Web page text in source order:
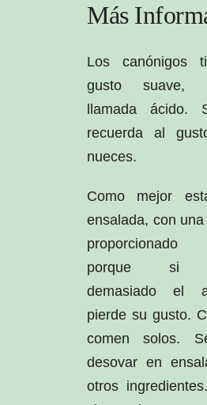
Más
Los canónigos
gusto suave,
llamada ácido.
recuerda al
nueces.
Como mejor
ensalada, con
porque si
demasiado el
pierde su gusto.
comen solos.
desovar en
otros